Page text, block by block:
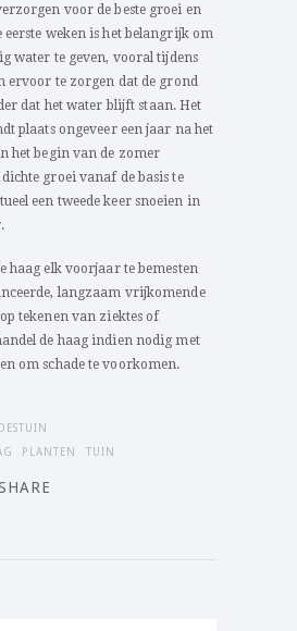
voor de beste groei en
eerste weken is het belangrijk om
water te geven, vooral tijdens
ervoor te zorgen dat de grond
dat het water blijft staan. Het
plaats ongeveer een jaar na het
het begin van de zomer
groei vanaf de basis te
een tweede keer snoeien in
haag elk voorjaar te bemesten
langzaam vrijkomende
tekenen van ziektes of
de haag indien nodig met
om schade te voorkomen.
PLANTEN TUIN